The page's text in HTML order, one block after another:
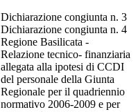
Dichiarazione congiunta n. 3
Dichiarazione congiunta n. 4
Regione Basilicata -
Relazione tecnico- finanziaria
allegata alla ipotesi di CCDI
del personale della Giunta
Regionale per il quadriennio
normativo 2006-2009 e per